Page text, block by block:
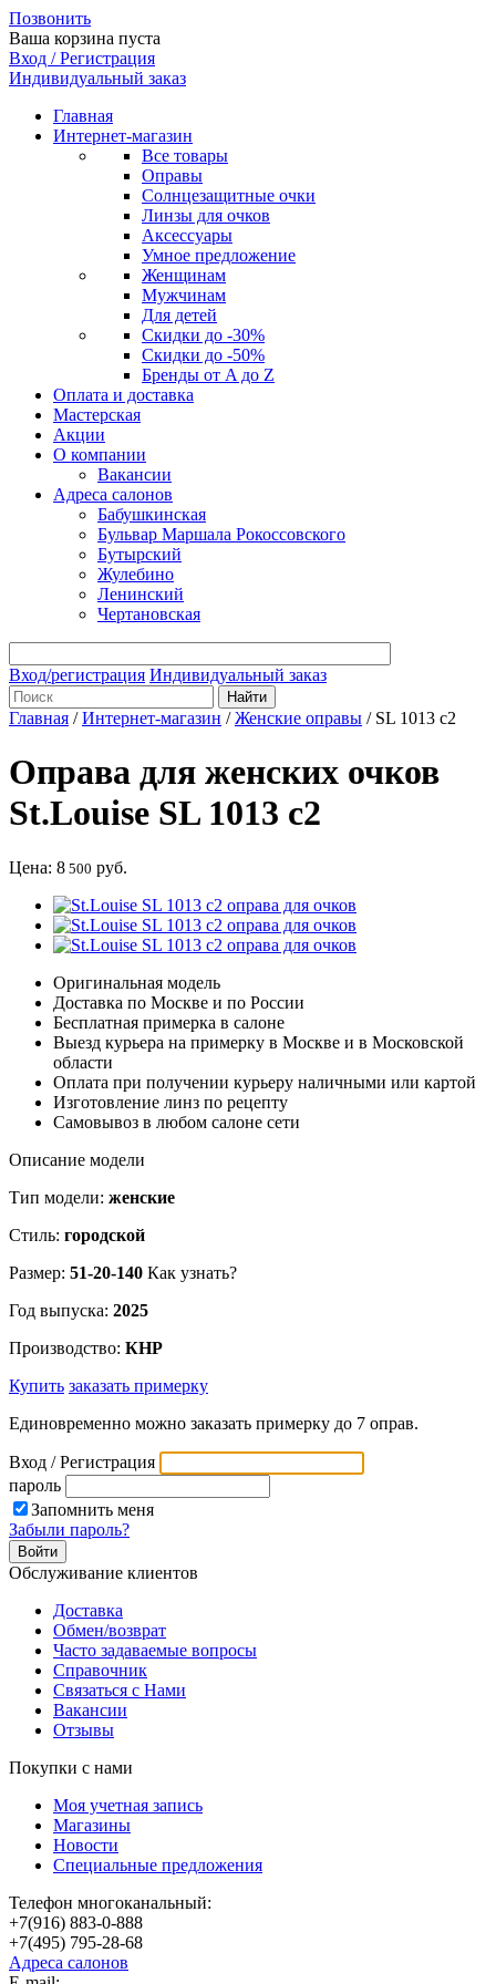
Позвонить
Ваша корзина пуста
Вход / Регистрация
Индивидуальный заказ
Главная
Интернет-магазин
Все товары
Оправы
Солнцезащитные очки
Линзы для очков
Аксессуары
Умное предложение
Женщинам
Мужчинам
Для детей
Скидки до -30%
Скидки до -50%
Бренды от A до Z
Оплата и доставка
Мастерская
Акции
О компании
Вакансии
Адреса салонов
Бабушкинская
Бульвар Маршала Рокоссовского
Бутырский
Жулебино
Ленинский
Чертановская
Вход/регистрация Индивидуальный заказ
Главная /Интернет-магазин /Женские оправы / SL 1013 c2
Оправа для женских очков
St.Louise SL 1013 c2
Цена: 8 500 руб.
Оригинальная модель
Доставка по Москве и по России
Бесплатная примерка в салоне
Выезд курьера на примерку в Москве и в Московской
области
Оплата при получении курьеру наличными или картой
Изготовление линз по рецепту
Самовывоз в любом салоне сети
Описание модели
Тип модели: женские
Стиль: городской
Размер: 51-20-140 Как узнать?
Год выпуска: 2025
Производство: КНР
Купить заказать примерку
Единовременно можно заказать примерку до 7 оправ.
Вход / Регистрация
пароль
Запомнить меня
Забыли пароль?
Обслуживание клиентов
Доставка
Обмен/возврат
Часто задаваемые вопросы
Справочник
Связаться с Нами
Вакансии
Отзывы
Покупки с нами
Моя учетная запись
Магазины
Новости
Специальные предложения
Телефон многоканальный:
+7(916) 883-0-888
+7(495) 795-28-68
Адреса салонов